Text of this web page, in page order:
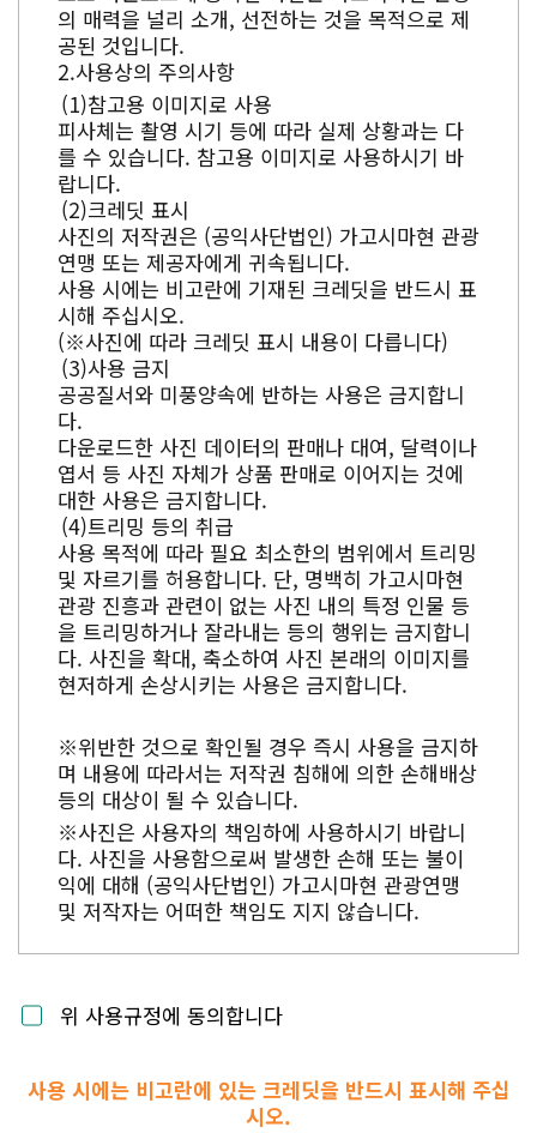
의 매력을 널리 소개, 선전하는 것을 목적으로 제
공된 것입니다.
사용상의 주의사항
참고용 이미지로 사용
피사체는 촬영 시기 등에 따라 실제 상황과는 다
를 수 있습니다. 참고용 이미지로 사용하시기 바
랍니다.
크레딧 표시
사진의 저작권은 (공익사단법인) 가고시마현 관광
연맹 또는 제공자에게 귀속됩니다.
사용 시에는 비고란에 기재된 크레딧을 반드시 표
시해 주십시오.
(※사진에 따라 크레딧 표시 내용이 다릅니다)
사용 금지
공공질서와 미풍양속에 반하는 사용은 금지합니
다.
다운로드한 사진 데이터의 판매나 대여, 달력이나
엽서 등 사진 자체가 상품 판매로 이어지는 것에
대한 사용은 금지합니다.
트리밍 등의 취급
사용 목적에 따라 필요 최소한의 범위에서 트리밍
및 자르기를 허용합니다. 단, 명백히 가고시마현
관광 진흥과 관련이 없는 사진 내의 특정 인물 등
을 트리밍하거나 잘라내는 등의 행위는 금지합니
다. 사진을 확대, 축소하여 사진 본래의 이미지를
현저하게 손상시키는 사용은 금지합니다.
※위반한 것으로 확인될 경우 즉시 사용을 금지하
며 내용에 따라서는 저작권 침해에 의한 손해배상
등의 대상이 될 수 있습니다.
※사진은 사용자의 책임하에 사용하시기 바랍니
다. 사진을 사용함으로써 발생한 손해 또는 불이
익에 대해 (공익사단법인) 가고시마현 관광연맹
및 저작자는 어떠한 책임도 지지 않습니다.
위 사용규정에 동의합니다
사용 시에는 비고란에 있는 크레딧을 반드시 표시해 주십
시오.